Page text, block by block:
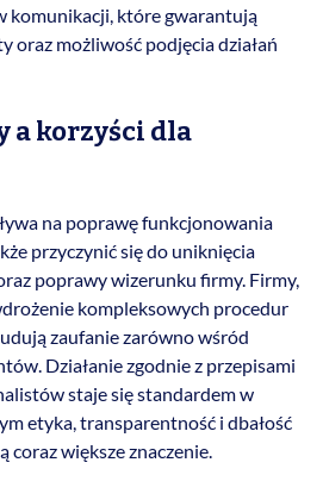
komunikacji, które gwarantują
oraz możliwość podjęcia działań
a korzyści dla
na poprawę funkcjonowania
przyczynić się do uniknięcia
poprawy wizerunku firmy. Firmy,
kompleksowych procedur
zaufanie zarówno wśród
Działanie zgodnie z przepisami
staje się standardem w
etyka, transparentność i dbałość
coraz większe znaczenie.